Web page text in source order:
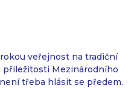
veřejnost na tradiční
Mezinárodního
třeba hlásit se předem.